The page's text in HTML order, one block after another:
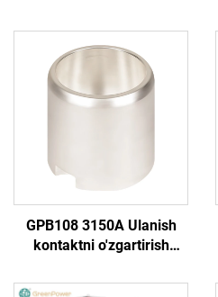
GPB108 3150A Ulanish
kontaktni o'zgartirish